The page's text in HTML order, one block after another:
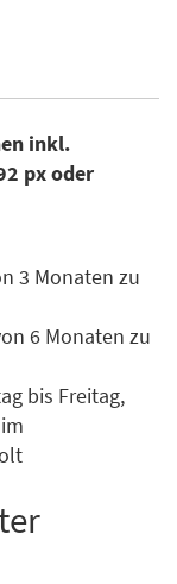
inkl.
px oder
3 Monaten zu
6 Monaten zu
bis Freitag,